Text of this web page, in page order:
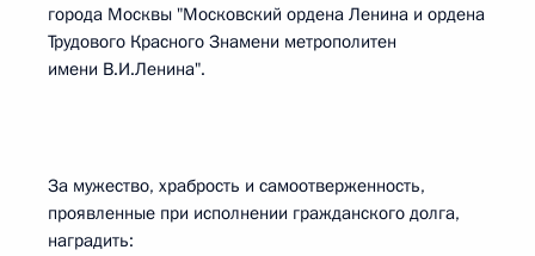
города Москвы "Московский ордена Ленина и ордена
Трудового Красного Знамени метрополитен
имени В.И.Ленина".
За мужество, храбрость и самоотверженность,
проявленные при исполнении гражданского долга,
наградить: